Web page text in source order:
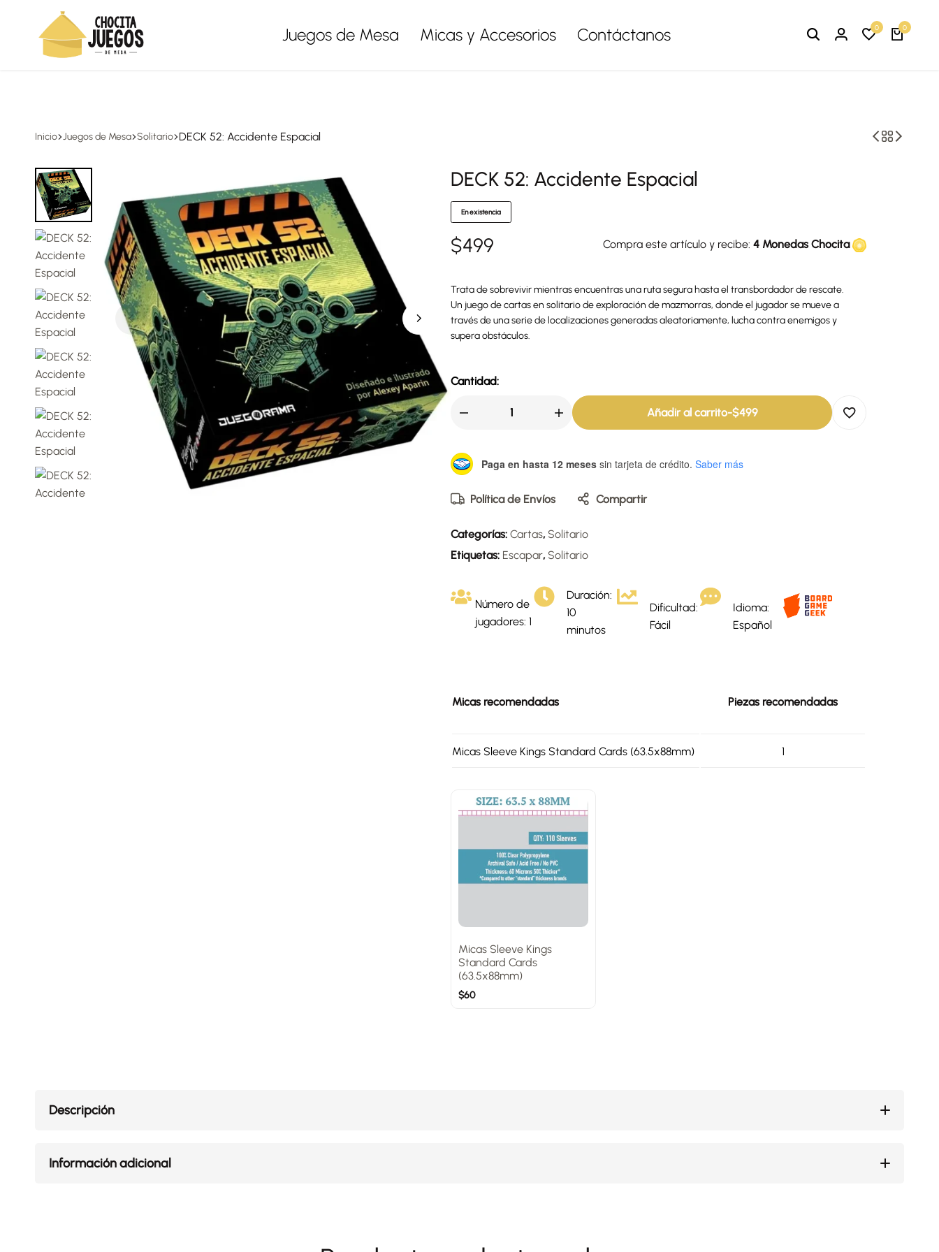
Envíos a todo México, gratis en compras desde $1,500
mesa
todas
las
edades
Juegos de Mesa Micas y Accesorios Contáctanos 0 0
Inicio Juegos de Mesa Solitario DECK 52: Accidente Espacial
DECK 52: Accidente Espacial
En existencia
$499 Compra este artículo y recibe: 4 Monedas Chocita
Trata de sobrevivir mientras encuentras una ruta segura hasta el transbordador de rescate.
Un juego de cartas en solitario de exploración de mazmorras, donde el jugador se mueve a
través de una serie de localizaciones generadas aleatoriamente, lucha contra enemigos y
supera obstáculos.
Cantidad:
Añadir al carrito-$499
Paga en hasta 12 meses sin tarjeta de crédito. Saber más
Política de Envíos Compartir
Categorías: Cartas, Solitario
Etiquetas: Escapar, Solitario
Número de
jugadores: 1
Duración:
10
minutos
Dificultad:
Fácil
Idioma:
Español
Micas recomendadas Piezas recomendadas
Micas Sleeve Kings Standard Cards (63.5x88mm) 1
Micas Sleeve Kings
Standard Cards
(63.5x88mm)
$60
Descripción
Información adicional